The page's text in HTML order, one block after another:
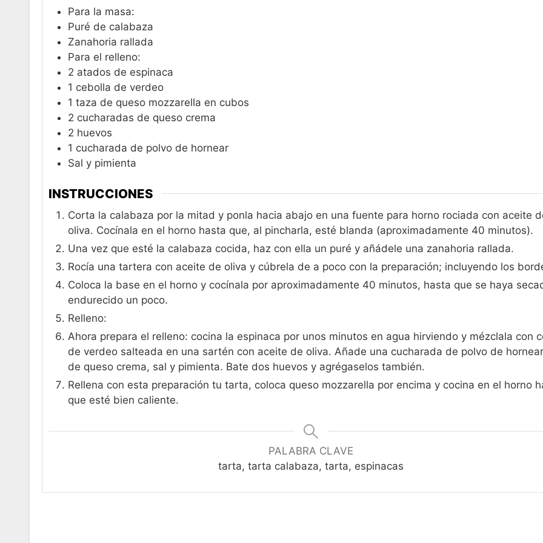
Para la masa:
Puré de calabaza
Zanahoria rallada
Para el relleno:
2 atados de espinaca
1 cebolla de verdeo
1 taza de queso mozzarella en cubos
2 cucharadas de queso crema
2 huevos
1 cucharada de polvo de hornear
Sal y pimienta
INSTRUCCIONES
Corta la calabaza por la mitad y ponla hacia abajo en una fuente para horno rociada con aceite
oliva. Cocínala en el horno hasta que, al pincharla, esté blanda (aproximadamente 40 minutos).
Una vez que esté la calabaza cocida, haz con ella un puré y añádele una zanahoria rallada.
Rocía una tartera con aceite de oliva y cúbrela de a poco con la preparación; incluyendo los
Coloca la base en el horno y cocínala por aproximadamente 40 minutos, hasta que se haya
endurecido un poco.
Relleno:
Ahora prepara el relleno: cocina la espinaca por unos minutos en agua hirviendo y mézclala con
de verdeo salteada en una sartén con aceite de oliva. Añade una cucharada de polvo de
de queso crema, sal y pimienta. Bate dos huevos y agrégaselos también.
Rellena con esta preparación tu tarta, coloca queso mozzarella por encima y cocina en el horno
que esté bien caliente.
PALABRA CLAVE
tarta, tarta calabaza, tarta, espinacas